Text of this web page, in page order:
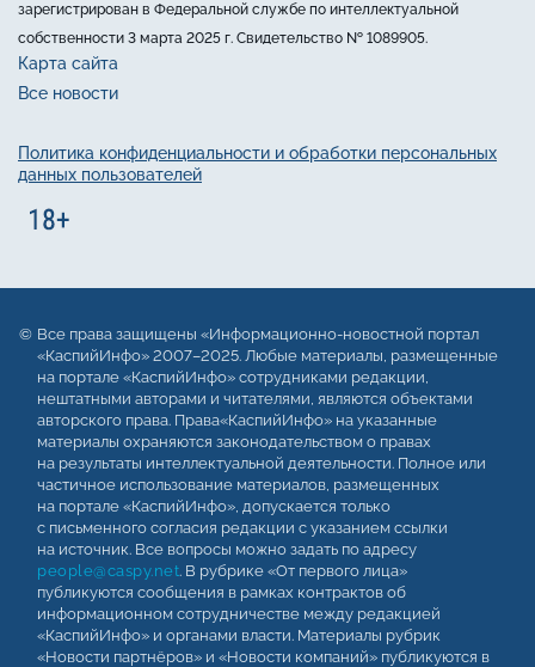
зарегистрирован в Федеральной службе по интеллектуальной
собственности 3 марта 2025 г. Свидетельство № 1089905.
Карта сайта
Все новости
Политика конфиденциальности и обработки персональных
данных пользователей
Все права защищены «Информационно-новостной портал
«КаспийИнфо» 2007–2025. Любые материалы, размещенные
на портале «КаспийИнфо» сотрудниками редакции,
нештатными авторами и читателями, являются объектами
авторского права. Права«КаспийИнфо» на указанные
материалы охраняются законодательством о правах
на результаты интеллектуальной деятельности. Полное или
частичное использование материалов, размещенных
на портале «КаспийИнфо», допускается только
с письменного согласия редакции с указанием ссылки
на источник. Все вопросы можно задать по адресу
people@caspy.net. В рубрике «От первого лица»
публикуются сообщения в рамках контрактов об
информационном сотрудничестве между редакцией
«КаспийИнфо» и органами власти. Материалы рубрик
«Новости партнёров» и «Новости компаний» публикуются в